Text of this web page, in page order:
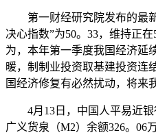
第一财经研究院发布的最新
决心指数”为50。33，维持正
为，本年第一季度我国经济延
暖，制制业投资取基建投资连
国经济修复有必然扰动，将来
4月13日，中国人平易近银
广义货泉（M2）余额326。06